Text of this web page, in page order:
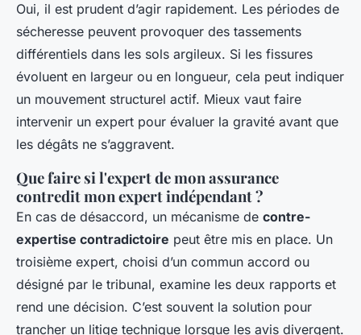
Oui, il est prudent d’agir rapidement. Les périodes de
sécheresse peuvent provoquer des tassements
différentiels dans les sols argileux. Si les fissures
évoluent en largeur ou en longueur, cela peut indiquer
un mouvement structurel actif. Mieux vaut faire
intervenir un expert pour évaluer la gravité avant que
les dégâts ne s’aggravent.
Que faire si l'expert de mon assurance
contredit mon expert indépendant ?
En cas de désaccord, un mécanisme de contre-
expertise contradictoire peut être mis en place. Un
troisième expert, choisi d’un commun accord ou
désigné par le tribunal, examine les deux rapports et
rend une décision. C’est souvent la solution pour
trancher un litige technique lorsque les avis divergent.